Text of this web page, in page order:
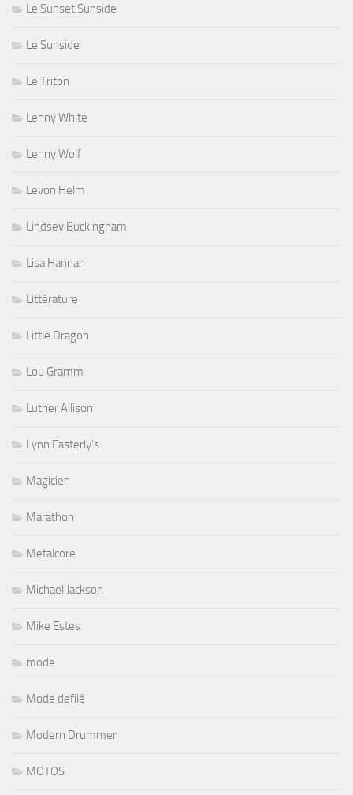
Le Sunset Sunside
Le Sunside
Le Triton
Lenny White
Lenny Wolf
Levon Helm
Lindsey Buckingham
Lisa Hannah
Littérature
Little Dragon
Lou Gramm
Luther Allison
Lynn Easterly's
Magicien
Marathon
Metalcore
Michael Jackson
Mike Estes
mode
Mode defilé
Modern Drummer
MOTOS